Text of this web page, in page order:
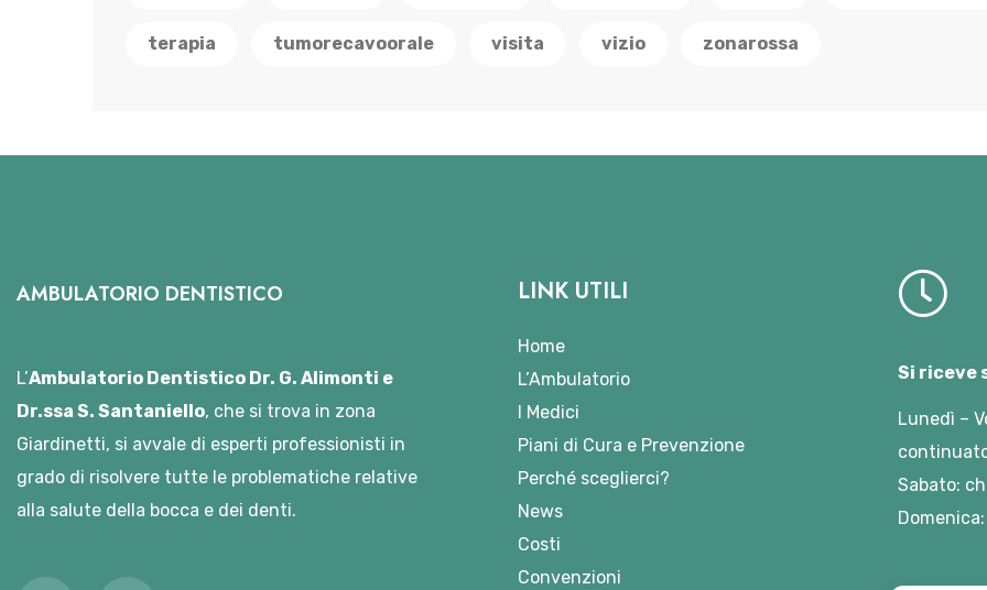
terapia tumorecavoorale visita vizio zonarossa
AMBULATORIO DENTISTICO
L’Ambulatorio Dentistico Dr. G. Alimonti e
Dr.ssa S. Santaniello, che si trova in zona
Giardinetti, si avvale di esperti professionisti in
grado di risolvere tutte le problematiche relative
alla salute della bocca e dei denti.
LINK UTILI
Home
L’Ambulatorio
I Medici
Piani di Cura e Prevenzione
Perché sceglierci?
News
Costi
Convenzioni
Si riceve
Lunedì –
Sabato: